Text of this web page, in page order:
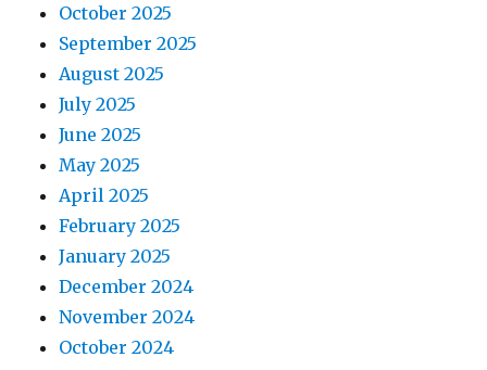
October 2025
September 2025
August 2025
July 2025
June 2025
May 2025
April 2025
February 2025
January 2025
December 2024
November 2024
October 2024